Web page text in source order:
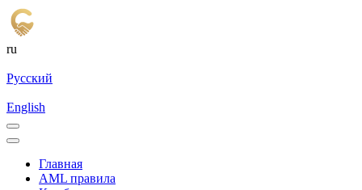
ru
Русский
English
Главная
AML правила